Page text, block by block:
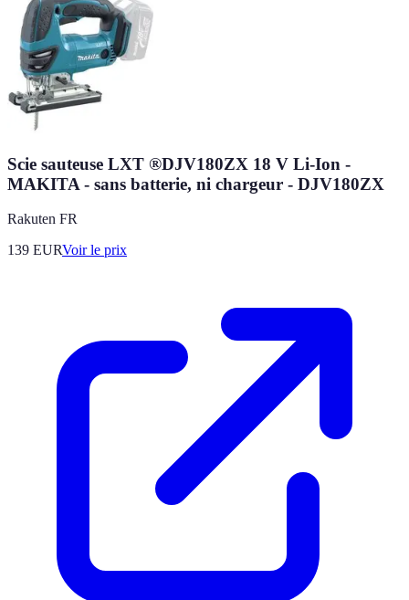
Scie sauteuse LXT ®DJV180ZX 18 V Li-Ion -
MAKITA - sans batterie, ni chargeur - DJV180ZX
Rakuten FR
139 EURVoir le prix